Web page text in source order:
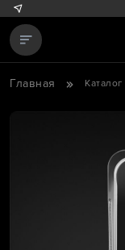
Главная Каталог